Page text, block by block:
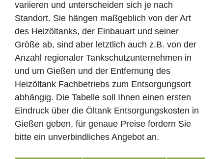
variieren und unterscheiden sich je nach
Standort. Sie hängen maßgeblich von der Art
des Heizöltanks, der Einbauart und seiner
Größe ab, sind aber letztlich auch z.B. von der
Anzahl regionaler Tankschutzunternehmen in
und um Gießen und der Entfernung des
Heizöltank Fachbetriebs zum Entsorgungsort
abhängig. Die Tabelle soll Ihnen einen ersten
Eindruck über die Öltank Entsorgungskosten in
Gießen geben, für genaue Preise fordern Sie
bitte ein unverbindliches Angebot an.